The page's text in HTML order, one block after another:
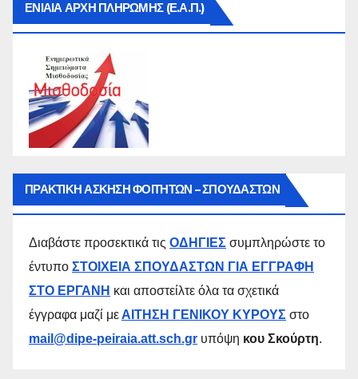
ΕΝΙΑΙΑ ΑΡΧΗ ΠΛΗΡΩΜΗΣ (Ε.Α.Π.)
ΠΡΑΚΤΙΚΗ ΑΣΚΗΣΗ ΦΟΙΤΗΤΩΝ – ΣΠΟΥΔΑΣΤΩΝ
Διαβάστε προσεκτικά τις ΟΔΗΓΙΕΣ συμπληρώστε το
έντυπο ΣΤΟΙΧΕΙΑ ΣΠΟΥΔΑΣΤΩΝ ΓΙΑ ΕΓΓΡΑΦΗ
ΣΤΟ ΕΡΓΑΝΗ και αποστείλτε όλα τα σχετικά
έγγραφα μαζί μεΑΙΤΗΣΗ ΓΕΝΙΚΟΥ ΚΥΡΟΥΣ στο
mail@dipe-peiraia.att.sch.gr υπόψη κου Σκούρτη.